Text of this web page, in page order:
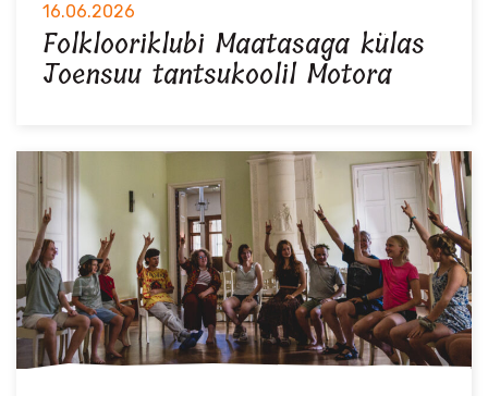
16.06.2026
Folklooriklubi Maatasaga külas
Joensuu tantsukoolil Motora